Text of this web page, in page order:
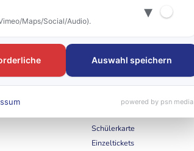
Tickets & Tarife
Schülerkarte
Einzeltickets
Maps/Social/Audio). ▾
Auswahl speichern
powered by psn media